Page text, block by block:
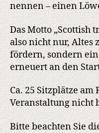
nennen – einen
Das Motto „Scottish
also nicht nur, Altes
fördern, sondern
erneuert an den
Ca. 25 Sitzplätze am
Veranstaltung nicht
Bitte beachten Sie